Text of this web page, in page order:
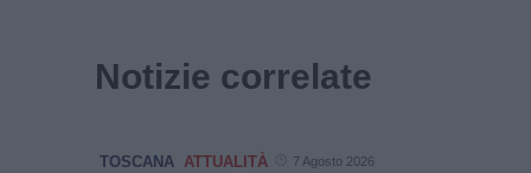
Notizie correlate
TOSCANA ATTUALITÀ 7 Agosto 2026